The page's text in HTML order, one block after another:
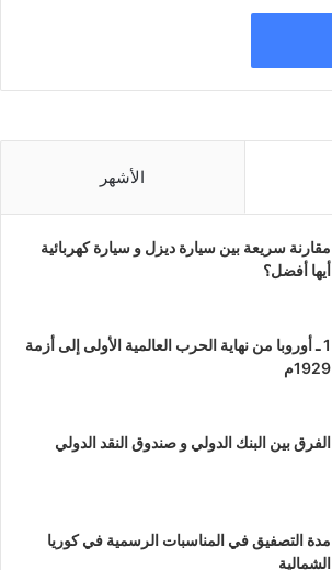
الأشهر
مقارنة سريعة بين سيارة ديزل و سيارة كهربائية
أيها أفضل؟
1 ـ أوروبا من نهاية الحرب العالمية الأولى إلى أزمة
1929م
الفرق بين البنك الدولي و صندوق النقد الدولي
مدة التصفيق في المناسبات الرسمية في كوريا
الشمالية